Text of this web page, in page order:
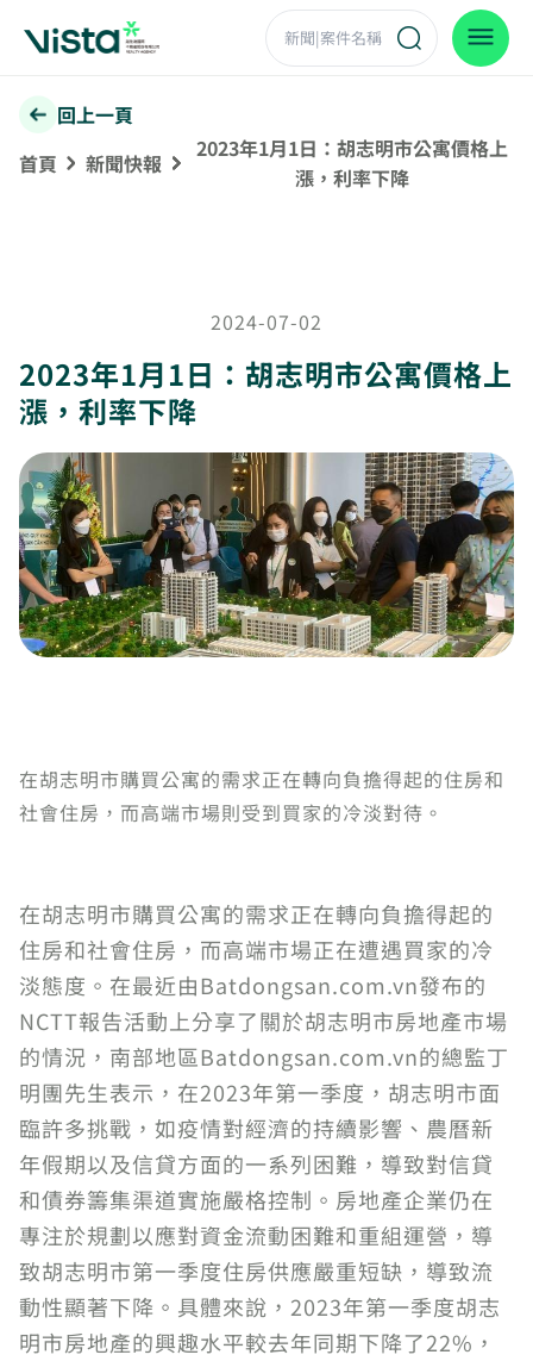
回上一頁
首頁
新聞快報
2023年1月1日：胡志明市公寓價格上
漲，利率下降
2024-07-02
2023年1月1日：胡志明市公寓價格上
漲，利率下降
在胡志明市購買公寓的需求正在轉向負擔得起的住房和
社會住房，而高端市場則受到買家的冷淡對待。
在胡志明市購買公寓的需求正在轉向負擔得起的
住房和社會住房，而高端市場正在遭遇買家的冷
淡態度。在最近由Batdongsan.com.vn發布的
NCTT報告活動上分享了關於胡志明市房地產市場
的情況，南部地區Batdongsan.com.vn的總監丁
明團先生表示，在2023年第一季度，胡志明市面
臨許多挑戰，如疫情對經濟的持續影響、農曆新
年假期以及信貸方面的一系列困難，導致對信貸
和債券籌集渠道實施嚴格控制。房地產企業仍在
專注於規劃以應對資金流動困難和重組運營，導
致胡志明市第一季度住房供應嚴重短缺，導致流
動性顯著下降。具體來說，2023年第一季度胡志
明市房地產的興趣水平較去年同期下降了22%，